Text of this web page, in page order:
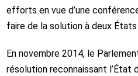
efforts en vue d’une
faire de la solution à deux
En novembre 2014, le
résolution reconnaissant l’État